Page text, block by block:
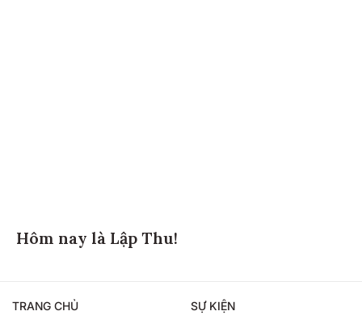
Hôm nay là Lập Thu!
TRANG CHỦ SỰ KIỆN